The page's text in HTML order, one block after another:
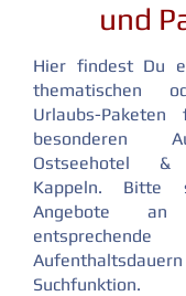
und
Hier findest Du
thematischen
Urlaubs-
besonderen
Ostseehotel &
Kappeln. Bitte
Angebote
Suchfunktion.